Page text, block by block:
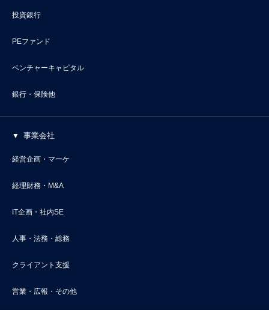
投資銀行
PEファンド
ベンチャーキャピタル
銀行・保険他
事業会社
経営企画・マーケ
経理財務・M&A
IT企画・社内SE
人事・法務・総務
クライアント支援
営業・広報・その他